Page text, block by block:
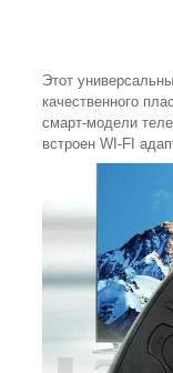
Этот
качественного
смарт-модели
встроен WI-FI